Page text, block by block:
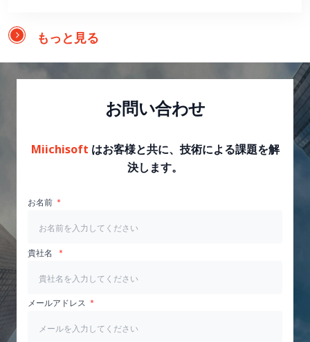
もっと見る
お問い合わせ
Miichisoft はお客様と共に、技術による課題を解
決します。
お名前
貴社名
メールアドレス